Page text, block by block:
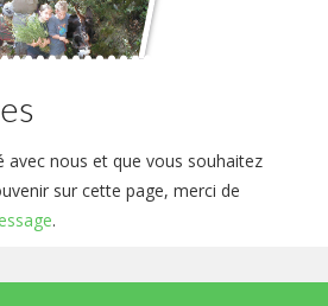
avec nous et que vous souhaitez
sur cette page, merci de
.